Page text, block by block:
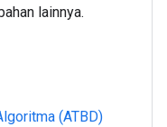
lainnya.
(ATBD)